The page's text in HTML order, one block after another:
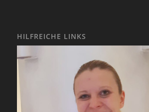
HILFREICHE LINKS